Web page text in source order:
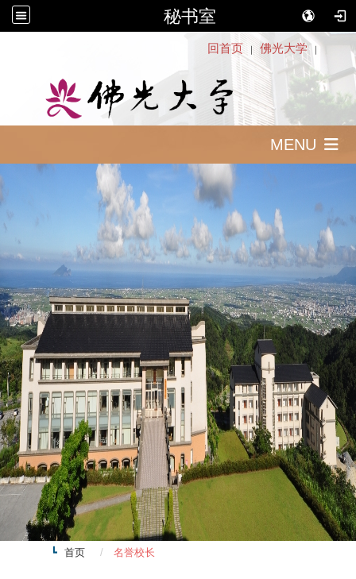
秘书室
回首页 ｜ 佛光大学 ｜
MENU
首页 名誉校长